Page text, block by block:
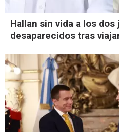
Hallan sin vida a los
desaparecidos tras